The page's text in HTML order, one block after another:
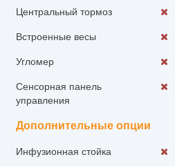
Центральный тормоз
Встроенные весы
Угломер
Сенсорная панель
управления
Дополнительные опции
Инфузионная стойка